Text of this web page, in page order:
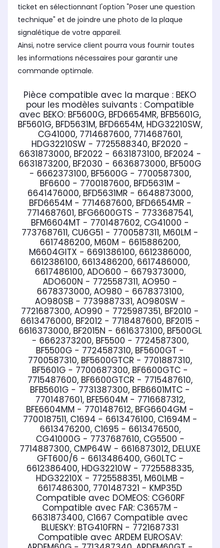
ticket en sélectionnant l'option "Poser une question
technique" et de joindre une photo de la plaque
signalétique de votre appareil.
Ainsi, notre service client pourra vous fournir toutes
les informations nécessaires pour garantir une
commande optimale.
Pièce compatible avec la marque : BEKO
pour les modèles suivants : Compatible
avec BEKO: BF5600G, BFD6654MR, BFB5601G,
BF5601G, BFD5631M, BFD6654M, HDG32210SW,
CG41000, 7714687600, 7714687601,
HDG32210SW - 7725588340, BF2020 -
6631873000, BF2022 - 6631873100, BF2024 -
6631873200, BF2030 - 6636873000, BF500G
- 6662373100, BF5600G - 7700587300,
BF6600 - 7700187600, BFD5631M -
6641476000, BFD5631MR - 6648873000,
BFD6654M - 7714687600, BFD6654MR -
7714687601, BFG6600GTS - 7733687541,
BFM6604MT - 7701487602, CG41000 -
7737687611, CU6G51 - 7700587311, M60LM -
6617486200, M60M - 6615886200,
M6604GITX - 6691386100, 6612386000,
6612386100, 6613486200, 6617486000,
6617486100, ADO600 - 6679373000,
ADO600N - 7725587311, AO950 -
6678373000, AO980 - 6678373100,
AO980SB - 7739887331, AO980SW -
7721687300, AO990 - 7725987351, BF2010 -
6613476000, BF2012 - 7718487600, BF2015 -
6616373000, BF2015N - 6616373100, BF500GL
- 6662373200, BF5500 - 7724587300,
BF5500G - 7724587310, BF5600GT -
7700587310, BF5600GTCR - 7701887310,
BF5601G - 7700687300, BF6600GTC -
7715487600, BF6600GTCR - 7715487610,
BFB5601G - 7731387300, BFB6601MTC -
7701487601, BFE5604M - 7716687312,
BFE6604MM - 7701487612, BFG6604GM -
7700187511, C1694 - 6613476100, C1694M -
6613476200, C1695 - 6613476500,
CG41000G - 7737687610, CG5500 -
7714887300, CMP64W - 6616873012, DELUXE
GFT600/6 - 6613486400, G60LTC -
6612386400, HDG32210W - 7725588335,
HDG32210X - 7725588351, M60LMB -
6617486300, 7701487321 - KMP35D
Compatible avec DOMEOS: CG60RF
Compatible avec FAR: C3657M -
6631873400, C1667
BLUESKY: BTG410FRN - 7721687331
Compatible avec ARDEM EUROSAV: